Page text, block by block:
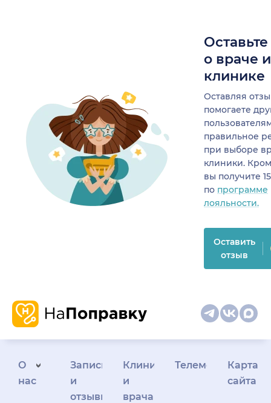
о враче
клинике
Оставляя
помогаете
правильное
при выборе
клиники.
вы получите
по программе
лояльности.
Оставить
отзыв
О
нас
Запись
и
отзывы
Клиникам
и
врачам
Телемедицина
Карта
сайта